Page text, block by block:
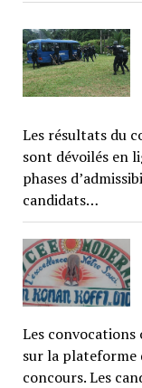
Les résultats du
sont dévoilés en
phases
candidats…
Les convocations
sur la plateforme
concours. Les